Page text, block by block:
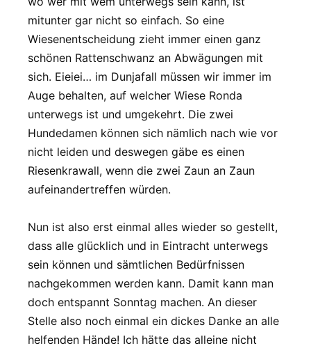
mitunter gar nicht so einfach. So eine
Wiesenentscheidung zieht immer einen ganz
schönen Rattenschwanz an Abwägungen mit
sich. Eieiei… im Dunjafall müssen wir immer im
Auge behalten, auf welcher Wiese Ronda
unterwegs ist und umgekehrt. Die zwei
Hundedamen können sich nämlich nach wie vor
nicht leiden und deswegen gäbe es einen
Riesenkrawall, wenn die zwei Zaun an Zaun
aufeinandertreffen würden.
Nun ist also erst einmal alles wieder so gestellt,
dass alle glücklich und in Eintracht unterwegs
sein können und sämtlichen Bedürfnissen
nachgekommen werden kann. Damit kann man
doch entspannt Sonntag machen. An dieser
Stelle also noch einmal ein dickes Danke an alle
helfenden Hände! Ich hätte das alleine nicht